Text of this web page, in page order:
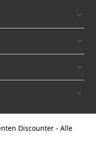
Discounter - Alle